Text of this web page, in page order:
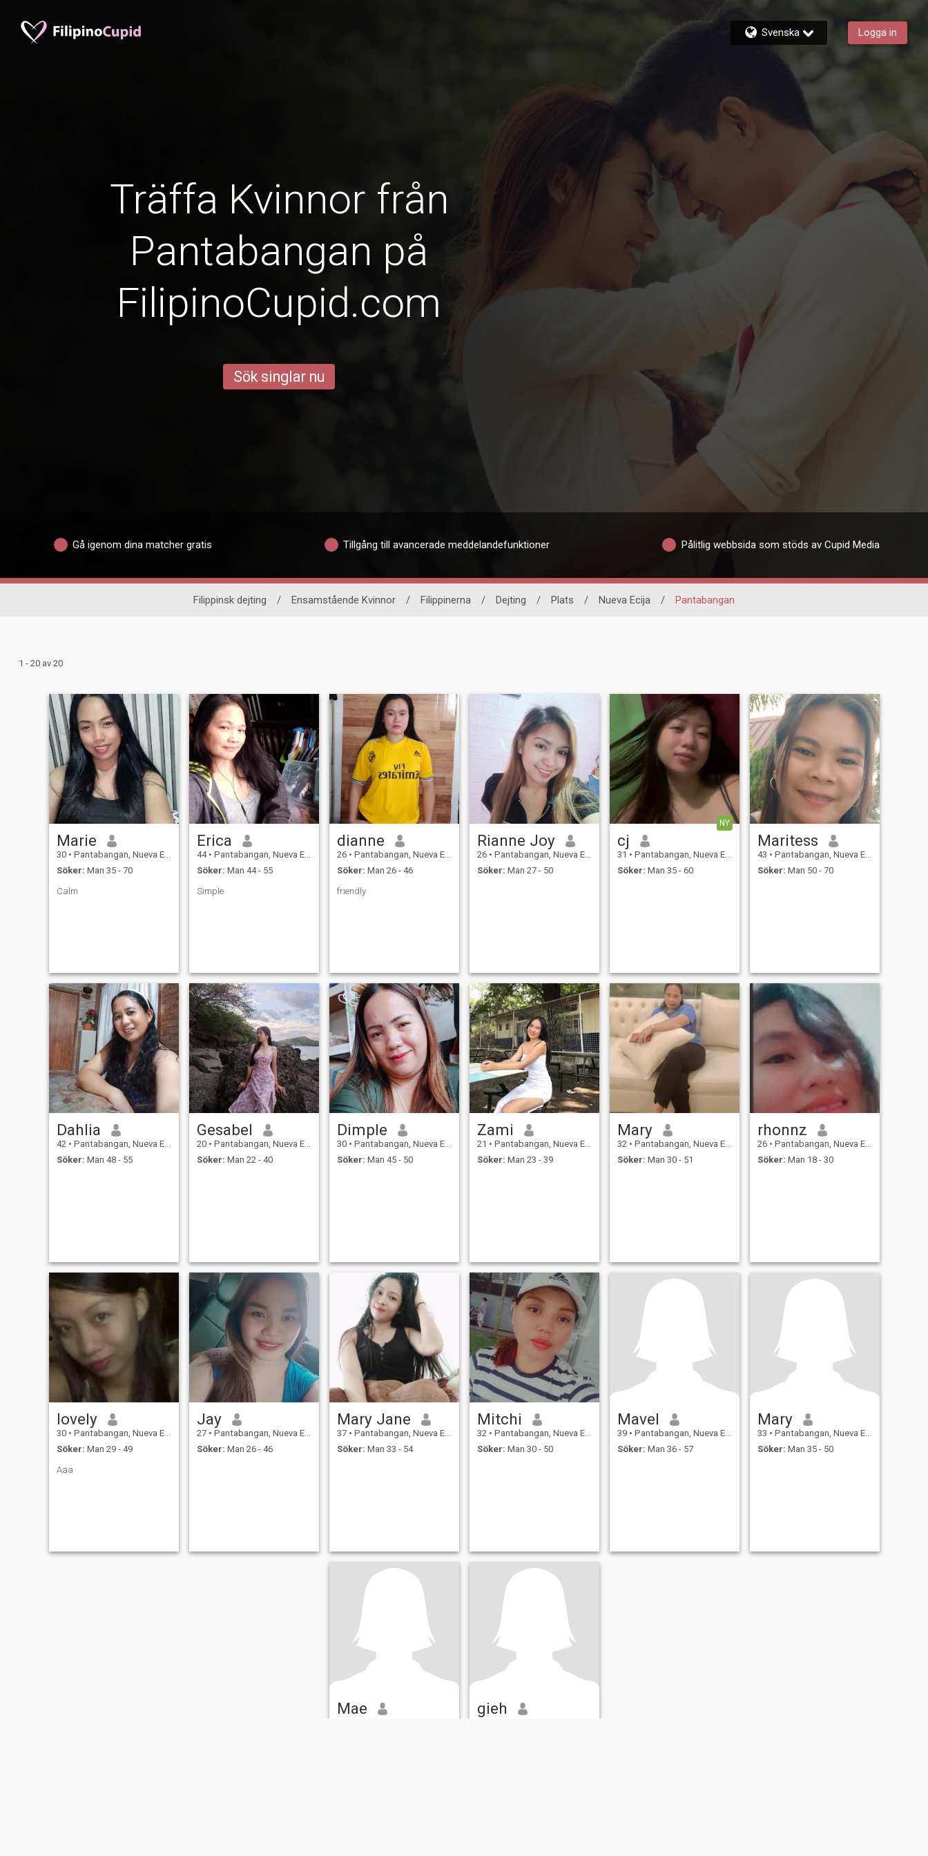
Svenska Logga in
Träffa Kvinnor från
Pantabangan på
FilipinoCupid.com
Sök singlar nu
Gå igenom dina matcher gratis Tillgång till avancerade meddelandefunktioner Pålitlig webbsida som stöds av Cupid Media
Filippinsk dejting / Ensamstående Kvinnor / Filippinerna / Dejting / Plats / Nueva Ecija / Pantabangan
1 - 20 av 20
Marie
30 • Pantabangan, Nueva Ecija, Filippinerna
Söker: Man 35 - 70
Calm
Erica
44 • Pantabangan, Nueva Ecija, Filippinerna
Söker: Man 44 - 55
Simple
dianne
26 • Pantabangan, Nueva Ecija, Filippinerna
Söker: Man 26 - 46
friendly
Rianne Joy
26 • Pantabangan, Nueva Ecija, Filippinerna
Söker: Man 27 - 50
NY
cj
31 • Pantabangan, Nueva Ecija, Filippinerna
Söker: Man 35 - 60
Maritess
43 • Pantabangan, Nueva Ecija, Filippinerna
Söker: Man 50 - 70
Dahlia
42 • Pantabangan, Nueva Ecija, Filippinerna
Söker: Man 48 - 55
Gesabel
20 • Pantabangan, Nueva Ecija, Filippinerna
Söker: Man 22 - 40
Dimple
30 • Pantabangan, Nueva Ecija, Filippinerna
Söker: Man 45 - 50
Zami
21 • Pantabangan, Nueva Ecija, Filippinerna
Söker: Man 23 - 39
Mary
32 • Pantabangan, Nueva Ecija, Filippinerna
Söker: Man 30 - 51
rhonnz
26 • Pantabangan, Nueva Ecija, Filippinerna
Söker: Man 18 - 30
lovely
30 • Pantabangan, Nueva Ecija, Filippinerna
Söker: Man 29 - 49
Aaa
Jay
27 • Pantabangan, Nueva Ecija, Filippinerna
Söker: Man 26 - 46
Mary Jane
37 • Pantabangan, Nueva Ecija, Filippinerna
Söker: Man 33 - 54
Mitchi
32 • Pantabangan, Nueva Ecija, Filippinerna
Söker: Man 30 - 50
Mavel
39 • Pantabangan, Nueva Ecija, Filippinerna
Söker: Man 36 - 57
Mary
33 • Pantabangan, Nueva Ecija, Filippinerna
Söker: Man 35 - 50
Mae gieh